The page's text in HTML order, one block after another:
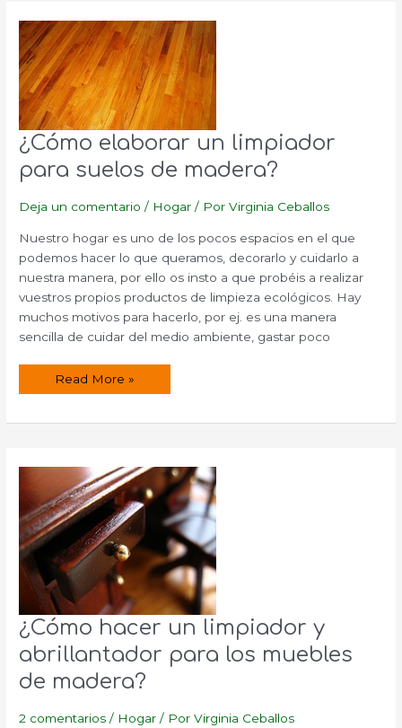
¿Cómo elaborar un limpiador
para suelos de madera?
Deja un comentario / Hogar / PorVirginia Ceballos
Nuestro hogar es uno de los pocos espacios en el que
podemos hacer lo que queramos, decorarlo y cuidarlo a
nuestra manera, por ello os insto a que probéis a realizar
vuestros propios productos de limpieza ecológicos. Hay
muchos motivos para hacerlo, por ej. es una manera
sencilla de cuidar del medio ambiente, gastar poco
¿Cómo
para
Read More »
¿Cómo hacer un limpiador y
abrillantador para los muebles
de madera?
2 comentarios / Hogar / PorVirginia Ceballos